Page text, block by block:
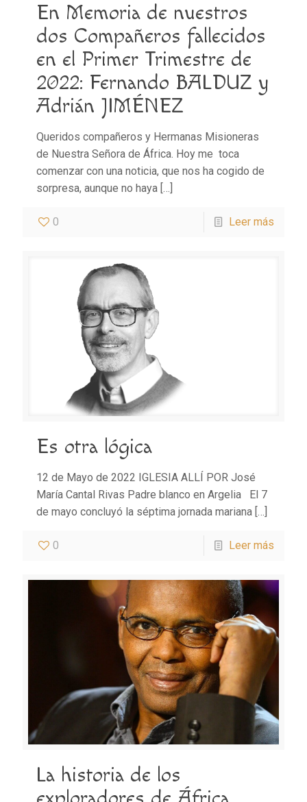
En Memoria de nuestros
dos Compañeros fallecidos
en el Primer Trimestre de
2022: Fernando BALDUZ y
Adrián JIMÉNEZ
Queridos compañeros y Hermanas Misioneras
de Nuestra Señora de África. Hoy me toca
comenzar con una noticia, que nos ha cogido de
sorpresa, aunque no haya […]
0 Leer más
Es otra lógica
12 de Mayo de 2022 IGLESIA ALLÍ POR José
María Cantal Rivas Padre blanco en Argelia El 7
de mayo concluyó la séptima jornada mariana […]
0 Leer más
La historia de los